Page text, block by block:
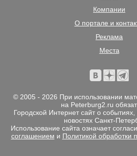
Компании
О портале и
Реклама
Места
© 2005 - 2026 При использовании
на Peterburg2.ru
Городской Интернет сайт о
новостях Санкт-
Использование сайта означает
соглашением и Политикой обработки